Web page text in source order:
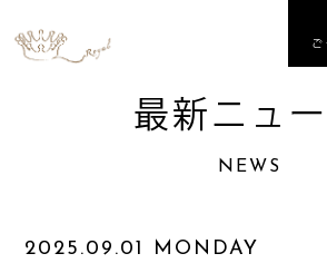
RECRUIT
最新ニュー
NEWS
2025.09.01 MONDAY